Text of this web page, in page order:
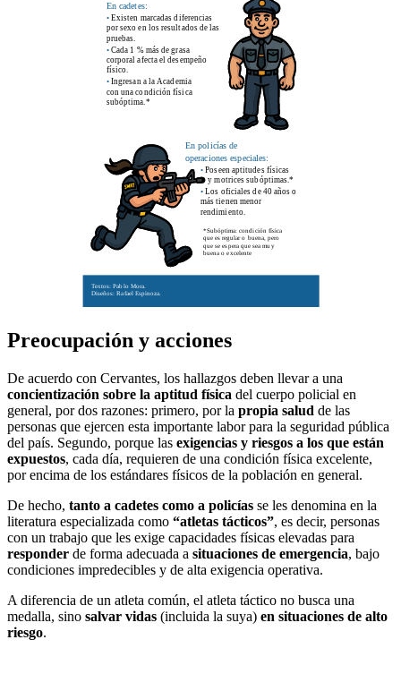
En cadetes:
• Existen marcadas diferencias
por sexo en los resultados de las
pruebas.
• Cada 1 % más de grasa
corporal afecta el desempeño
físico.
• Ingresan a la Academia
con una condición física
subóptima.*
En policías de
operaciones especiales:
• Poseen aptitudes físicas
    y motrices subóptimas.*
• Los oficiales de 40 años o
más tienen menor
rendimiento.
*Subóptima: condición física
que es regular o buena, pero
que se espera que sea muy
buena o excelente
Textos: Pablo Mora.
Diseños: Rafael Espinoza.
Preocupación y acciones
De acuerdo con Cervantes, los hallazgos deben llevar a una
concientización sobre la aptitud física del cuerpo policial en
general, por dos razones: primero, por la propia salud de las
personas que ejercen esta importante labor para la seguridad pública
del país. Segundo, porque las exigencias y riesgos a los que están
expuestos, cada día, requieren de una condición física excelente,
por encima de los estándares físicos de la población en general.
De hecho, tanto a cadetes como a policías se les denomina en la
literatura especializada como “atletas tácticos”, es decir, personas
con un trabajo que les exige capacidades físicas elevadas para
responder de forma adecuada a situaciones de emergencia, bajo
condiciones impredecibles y de alta exigencia operativa.
A diferencia de un atleta común, el atleta táctico no busca una
medalla, sino salvar vidas (incluida la suya) en situaciones de alto
riesgo.